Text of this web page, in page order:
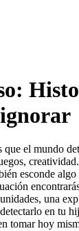
que el mundo
esconde
una
en tu
tomar hoy